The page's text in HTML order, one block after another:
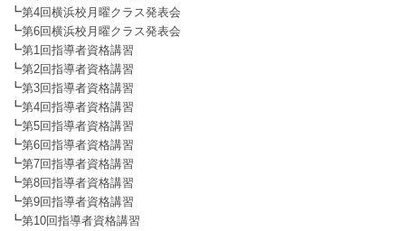
┗第4回横浜校月曜クラス発表会
┗第6回横浜校月曜クラス発表会
┗第1回指導者資格講習
┗第2回指導者資格講習
┗第3回指導者資格講習
┗第4回指導者資格講習
┗第5回指導者資格講習
┗第6回指導者資格講習
┗第7回指導者資格講習
┗第8回指導者資格講習
┗第9回指導者資格講習
┗第10回指導者資格講習